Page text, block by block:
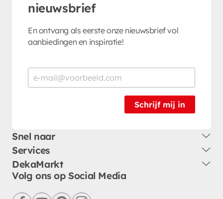
nieuwsbrief
En ontvang als eerste onze nieuwsbrief vol
aanbiedingen en inspiratie!
Schrijf mij in
Snel naar
Services
DekaMarkt
Volg ons op Social Media